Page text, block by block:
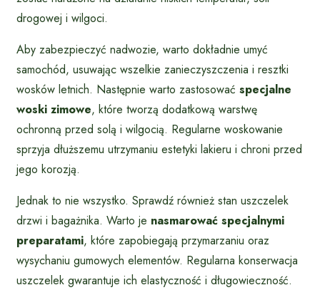
drogowej i wilgoci.
Aby zabezpieczyć nadwozie, warto dokładnie umyć
samochód, usuwając wszelkie zanieczyszczenia i resztki
wosków letnich. Następnie warto zastosować specjalne
woski zimowe, które tworzą dodatkową warstwę
ochronną przed solą i wilgocią. Regularne woskowanie
sprzyja dłuższemu utrzymaniu estetyki lakieru i chroni przed
jego korozją.
Jednak to nie wszystko. Sprawdź również stan uszczelek
drzwi i bagażnika. Warto je nasmarować specjalnymi
preparatami, które zapobiegają przymarzaniu oraz
wysychaniu gumowych elementów. Regularna konserwacja
uszczelek gwarantuje ich elastyczność i długowieczność.